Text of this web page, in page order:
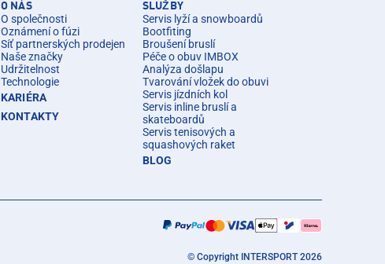
O NÁS
O společnosti
Oznámení o fúzi
Síť partnerských prodejen
Naše značky
Udržitelnost
Technologie
KARIÉRA
KONTAKTY
SLUŽBY
Servis lyží a snowboardů
Bootfiting
Broušení bruslí
Péče o obuv IMBOX
Analýza došlapu
Tvarování vložek do obuvi
Servis jízdních kol
Servis inline bruslí a
skateboardů
Servis tenisových a
squashových raket
BLOG
© Copyright INTERSPORT 2026